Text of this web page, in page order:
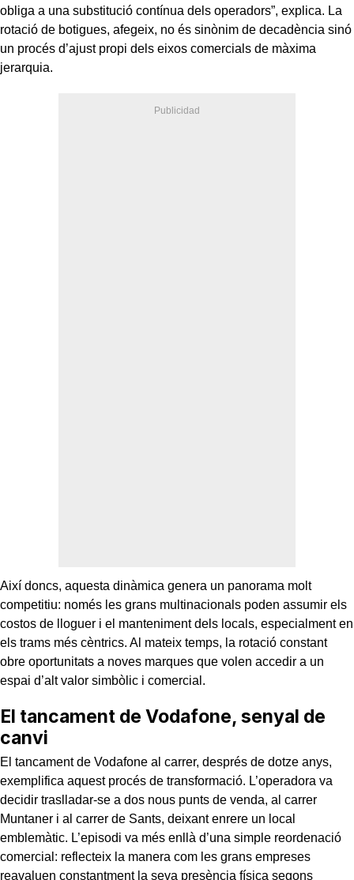
obliga a una substitució contínua dels operadors”, explica. La
rotació de botigues, afegeix, no és sinònim de decadència sinó
un procés d’ajust propi dels eixos comercials de màxima
jerarquia.
Així doncs, aquesta dinàmica genera un panorama molt
competitiu: només les grans multinacionals poden assumir els
costos de lloguer i el manteniment dels locals, especialment en
els trams més cèntrics. Al mateix temps, la rotació constant
obre oportunitats a noves marques que volen accedir a un
espai d’alt valor simbòlic i comercial.
El tancament de Vodafone, senyal de
canvi
El tancament de Vodafone al carrer, després de dotze anys,
exemplifica aquest procés de transformació. L’operadora va
decidir traslladar-se a dos nous punts de venda, al carrer
Muntaner i al carrer de Sants, deixant enrere un local
emblemàtic. L’episodi va més enllà d’una simple reordenació
comercial: reflecteix la manera com les grans empreses
reavaluen constantment la seva presència física segons